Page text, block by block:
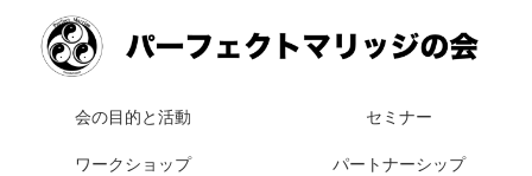
会の目的と活動 セミナー
ワークショップ パートナーシップ